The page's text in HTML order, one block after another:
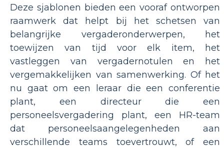
Deze sjablonen bieden een vooraf ontworpen
raamwerk dat helpt bij het schetsen van
belangrijke vergaderonderwerpen, het
toewijzen van tijd voor elk item, het
vastleggen van vergadernotulen en het
vergemakkelijken van samenwerking. Of het
nu gaat om een ​​leraar die een conferentie
plant, een directeur die een
personeelsvergadering plant, een HR-team
dat personeelsaangelegenheden aan
verschillende teams toevertrouwt, of een